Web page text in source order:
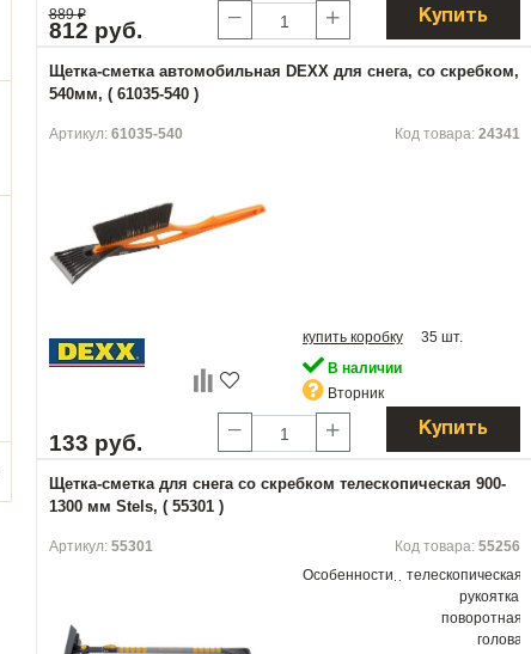
889₽
812 руб.
Купить
Щетка-сметка автомобильная DEXX для снега, со скребком,
540мм, ( 61035-540 )
Артикул: 61035-540 Код товара: 24341
купить коробку35 шт.
В наличии
Вторник
133 руб.
Купить
Щетка-сметка для снега со скребком телескопическая 900-
1300 мм Stels, ( 55301 )
Артикул: 55301 Код товара: 55256
Особенности
телескопическая
рукоятка,
поворотная
голова